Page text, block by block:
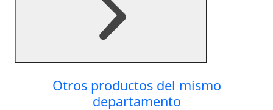
Otros productos del mismo
departamento